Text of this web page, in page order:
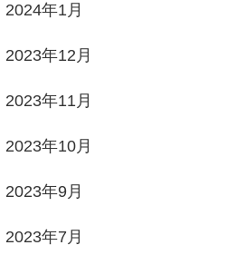
2024年1月
2023年12月
2023年11月
2023年10月
2023年9月
2023年7月